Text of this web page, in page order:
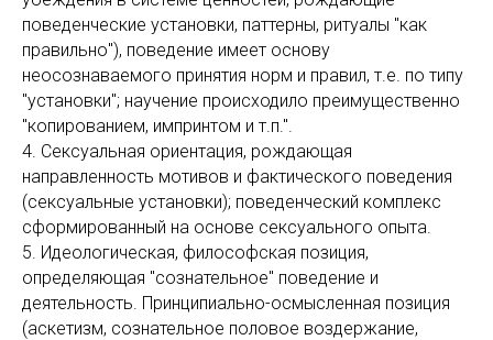
поведенческие установки, паттерны, ритуалы "как
правильно"), поведение имеет основу
неосознаваемого принятия норм и правил, т.е. по типу
"установки"; научение происходило преимущественно
"копированием, импринтом и т.п.".
4. Сексуальная ориентация, рождающая
направленность мотивов и фактического поведения
(сексуальные установки); поведенческий комплекс
сформированный на основе сексуального опыта.
5. Идеологическая, философская позиция,
определяющая "сознательное" поведение и
деятельность. Принципиально-осмысленная позиция
(аскетизм, сознательное половое воздержание,